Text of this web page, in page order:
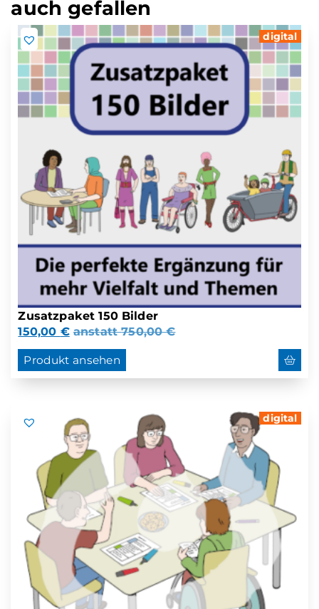
auch gefallen
digital
Zusatzpaket 150 Bilder
150,00 € anstatt750,00€
Produkt ansehen
digital